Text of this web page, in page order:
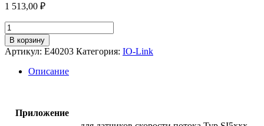
1 513,00 ₽
Количество
товара
Защитная
крышка
датчиков
e40203
В корзину
Артикул: E40203 Категория: IO-Link
Описание
Приложение